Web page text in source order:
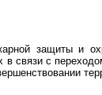
защиты и
в связи с